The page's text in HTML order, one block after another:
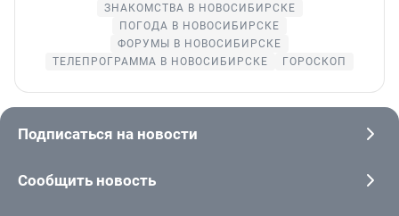
ЗНАКОМСТВА В НОВОСИБИРСКЕ
ПОГОДА В НОВОСИБИРСКЕ
ФОРУМЫ В НОВОСИБИРСКЕ
ТЕЛЕПРОГРАММА В НОВОСИБИРСКЕ
ГОРОСКОП
Подписаться на новости
Сообщить новость